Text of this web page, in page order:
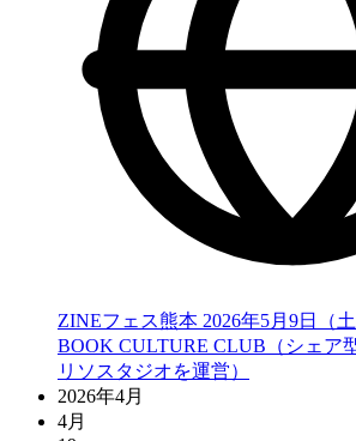
ZINEフェス熊本 2026年5月9日（
BOOK CULTURE CLUB（シェア
リソスタジオを運営）
2026年4月
4月